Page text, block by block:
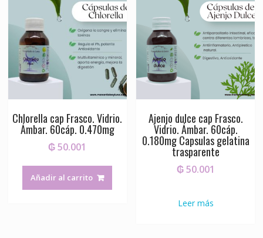
Chlorella cap Frasco. Vidrio.
Ámbar. 60cáp. 0.470mg
₲50.001
Añadir al carrito
Ajenjo dulce cap Frasco.
Vidrio. Ámbar. 60cáp.
0.180mg Capsulas gelatina
trasparente
₲50.001
Leer más